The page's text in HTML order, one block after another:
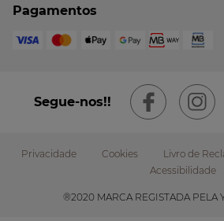
Pagamentos
Segue-nos!!
Footer
Privacidade Cookies
Livro de
Acessibilidade
®2020 MARCA REGISTADA PELA